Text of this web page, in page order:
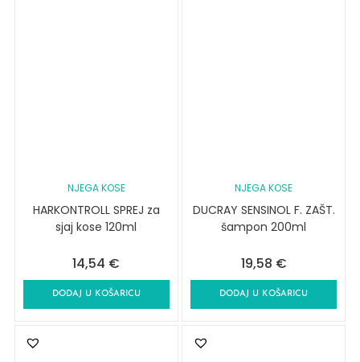
NJEGA KOSE
HARKONTROLL SPREJ za
sjaj kose 120ml
14,54 €
DODAJ U KOŠARICU
NJEGA KOSE
DUCRAY SENSINOL F. ZAŠT.
šampon 200ml
19,58 €
DODAJ U KOŠARICU